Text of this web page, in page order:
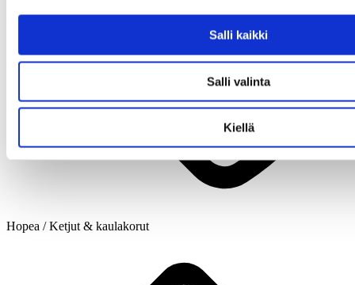
Salli kaikki
Salli valinta
Kiellä
Hopea / Ketjut & kaulakorut